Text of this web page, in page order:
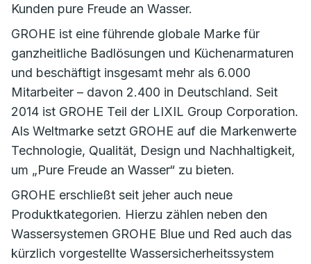
Kunden pure Freude an Wasser.
GROHE ist eine führende globale Marke für
ganzheitliche Badlösungen und Küchenarmaturen
und beschäftigt insgesamt mehr als 6.000
Mitarbeiter – davon 2.400 in Deutschland. Seit
2014 ist GROHE Teil der LIXIL Group Corporation.
Als Weltmarke setzt GROHE auf die Markenwerte
Technologie, Qualität, Design und Nachhaltigkeit,
um „Pure Freude an Wasser“ zu bieten.
GROHE erschließt seit jeher auch neue
Produktkategorien. Hierzu zählen neben den
Wassersystemen GROHE Blue und Red auch das
kürzlich vorgestellte Wassersicherheitssystem